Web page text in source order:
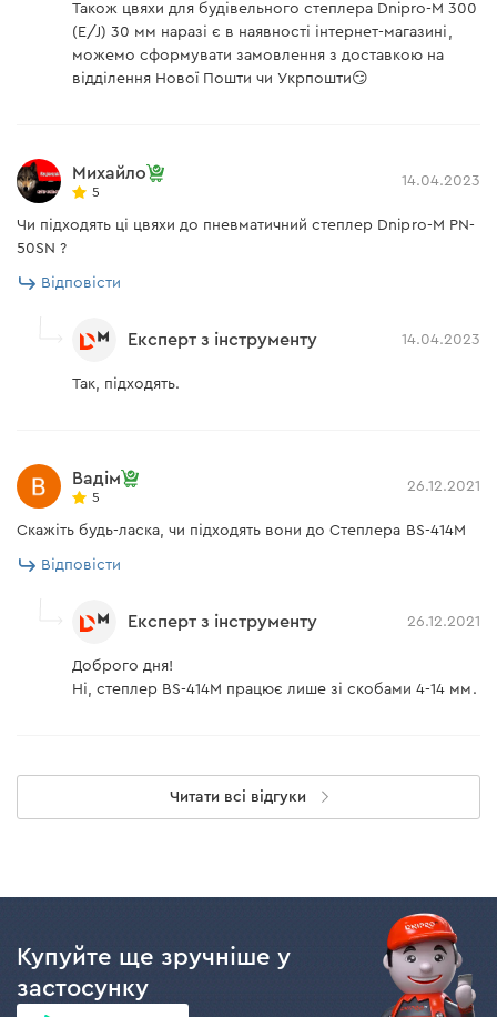
Також цвяхи для будівельного степлера Dnipro-M 300
(E/J) 30 мм наразі є в наявності інтернет-магазині,
можемо сформувати замовлення з доставкою на
відділення Нової Пошти чи Укрпошти😏
Михайло
5
14.04.2023
Чи підходять ці цвяхи до пневматичний степлер Dnipro-M PN-
50SN ?
Відповісти
Експерт з інструменту 14.04.2023
Так, підходять.
Вадім
5
26.12.2021
Скажіть будь-ласка, чи підходять вони до Степлера BS-414M
Відповісти
Експерт з інструменту 26.12.2021
Доброго дня!
Ні, степлер BS-414М працює лише зі скобами 4-14 мм.
Читати всі відгуки
Купуйте ще зручніше у
застосунку